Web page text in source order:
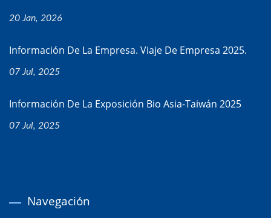
20 Jan, 2026
Información De La Empresa. Viaje De Empresa 2025.
07 Jul, 2025
Información De La Exposición Bio Asia-Taiwán 2025
07 Jul, 2025
Navegación